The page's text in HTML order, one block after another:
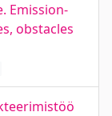
Emission-
obstacles